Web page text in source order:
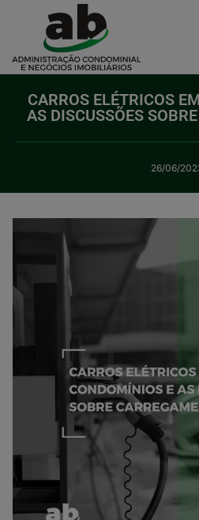
CARROS ELÉTRICOS
AS DISCUSSÕES
26/06/